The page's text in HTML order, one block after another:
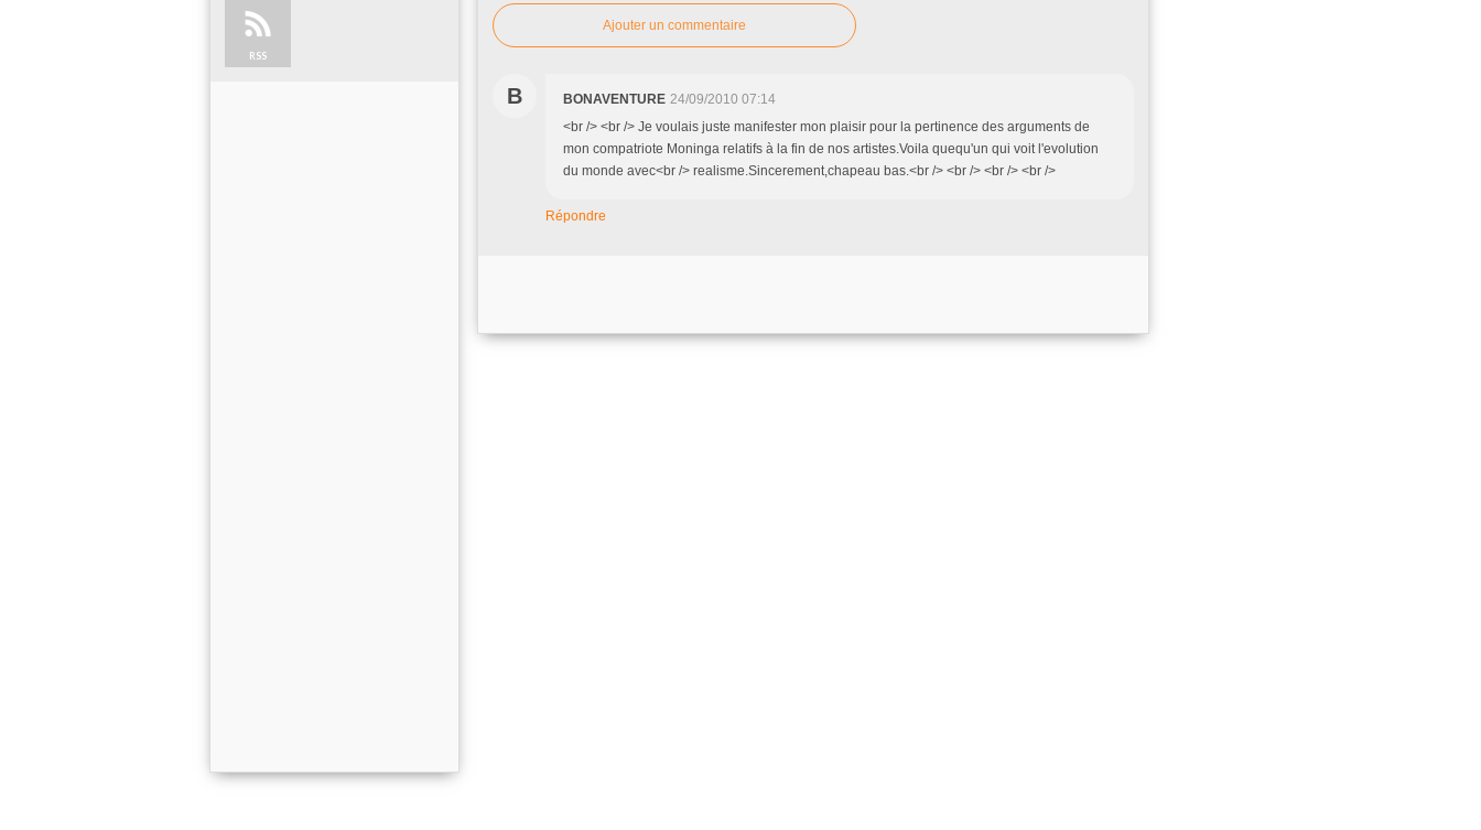
RSS
Ajouter un commentaire
B BONAVENTURE 24/09/2010 07:14
<br /> <br /> Je voulais juste manifester mon plaisir pour la pertinence des arguments de
mon compatriote Moninga relatifs à la fin de nos artistes.Voila quequ'un qui voit l'evolution
du monde avec<br /> realisme.Sincerement,chapeau bas.<br /> <br /> <br /> <br />
Répondre